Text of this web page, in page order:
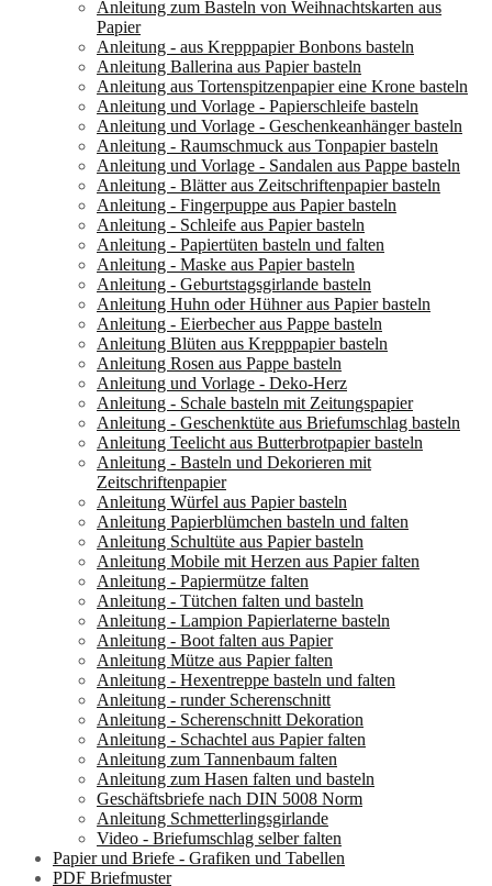
Anleitung zum Basteln von Weihnachtskarten aus
Papier
Anleitung - aus Krepppapier Bonbons basteln
Anleitung Ballerina aus Papier basteln
Anleitung aus Tortenspitzenpapier eine Krone basteln
Anleitung und Vorlage - Papierschleife basteln
Anleitung und Vorlage - Geschenkeanhänger basteln
Anleitung - Raumschmuck aus Tonpapier basteln
Anleitung und Vorlage - Sandalen aus Pappe basteln
Anleitung - Blätter aus Zeitschriftenpapier basteln
Anleitung - Fingerpuppe aus Papier basteln
Anleitung - Schleife aus Papier basteln
Anleitung - Papiertüten basteln und falten
Anleitung - Maske aus Papier basteln
Anleitung - Geburtstagsgirlande basteln
Anleitung Huhn oder Hühner aus Papier basteln
Anleitung - Eierbecher aus Pappe basteln
Anleitung Blüten aus Krepppapier basteln
Anleitung Rosen aus Pappe basteln
Anleitung und Vorlage - Deko-Herz
Anleitung - Schale basteln mit Zeitungspapier
Anleitung - Geschenktüte aus Briefumschlag basteln
Anleitung Teelicht aus Butterbrotpapier basteln
Anleitung - Basteln und Dekorieren mit
Zeitschriftenpapier
Anleitung Würfel aus Papier basteln
Anleitung Papierblümchen basteln und falten
Anleitung Schultüte aus Papier basteln
Anleitung Mobile mit Herzen aus Papier falten
Anleitung - Papiermütze falten
Anleitung - Tütchen falten und basteln
Anleitung - Lampion Papierlaterne basteln
Anleitung - Boot falten aus Papier
Anleitung Mütze aus Papier falten
Anleitung - Hexentreppe basteln und falten
Anleitung - runder Scherenschnitt
Anleitung - Scherenschnitt Dekoration
Anleitung - Schachtel aus Papier falten
Anleitung zum Tannenbaum falten
Anleitung zum Hasen falten und basteln
Geschäftsbriefe nach DIN 5008 Norm
Anleitung Schmetterlingsgirlande
Video - Briefumschlag selber falten
Papier und Briefe - Grafiken und Tabellen
PDF Briefmuster